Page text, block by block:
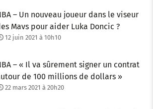
– Un nouveau joueur dans le viseur
Mavs pour aider Luka Doncic ?
12 juin 2021 à 10h10
– « Il va sûrement signer un contrat
de 100 millions de dollars »
22 mars 2021 à 20h20